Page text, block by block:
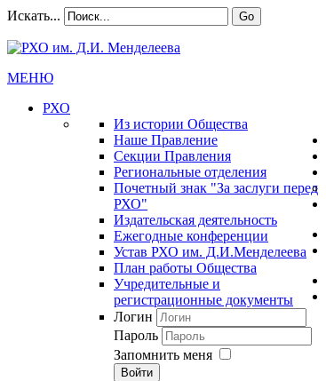
Искать... Go
МЕНЮ
РХО
Из истории Общества
Наше Правление
Секции Правления
Региональные отделения
Почетный знак "За заслуги перед
РХО"
Издательская деятельность
Ежегодные конференции
Устав РХО им. Д.И.Менделеева
План работы Общества
Учредительные и
регистрационные документы
Логин
Пароль
Запомнить меня
Войти